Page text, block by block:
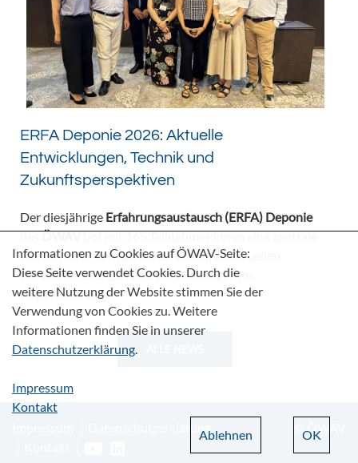
ERFA Deponie 2026: Aktuelle
Entwicklungen, Technik und
Zukunftsperspektiven
Der diesjährige Erfahrungsaustausch (ERFA) Deponie
desÖWAVbot mit 165 Teilnehmer:innen eine zentrale
Plattform für den fachlichen Dialog zu aktuellen
Herausforderungen und Entwicklungen im
Deponiebereich.
Datenschutzerklärung
© ÖWAV
Informationen zu Cookies auf ÖWAV-Seite:
Diese Seite verwendet Cookies. Durch die
weitere Nutzung der Website stimmen Sie der
Verwendung von Cookies zu. Weitere
Informationen finden Sie in unserer
Datenschutzerklärung.
Impressum
Kontakt
OK
Ablehnen